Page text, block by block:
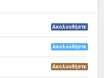
Ακολουθήστε
Ακολουθήστε
Ακολουθήστε